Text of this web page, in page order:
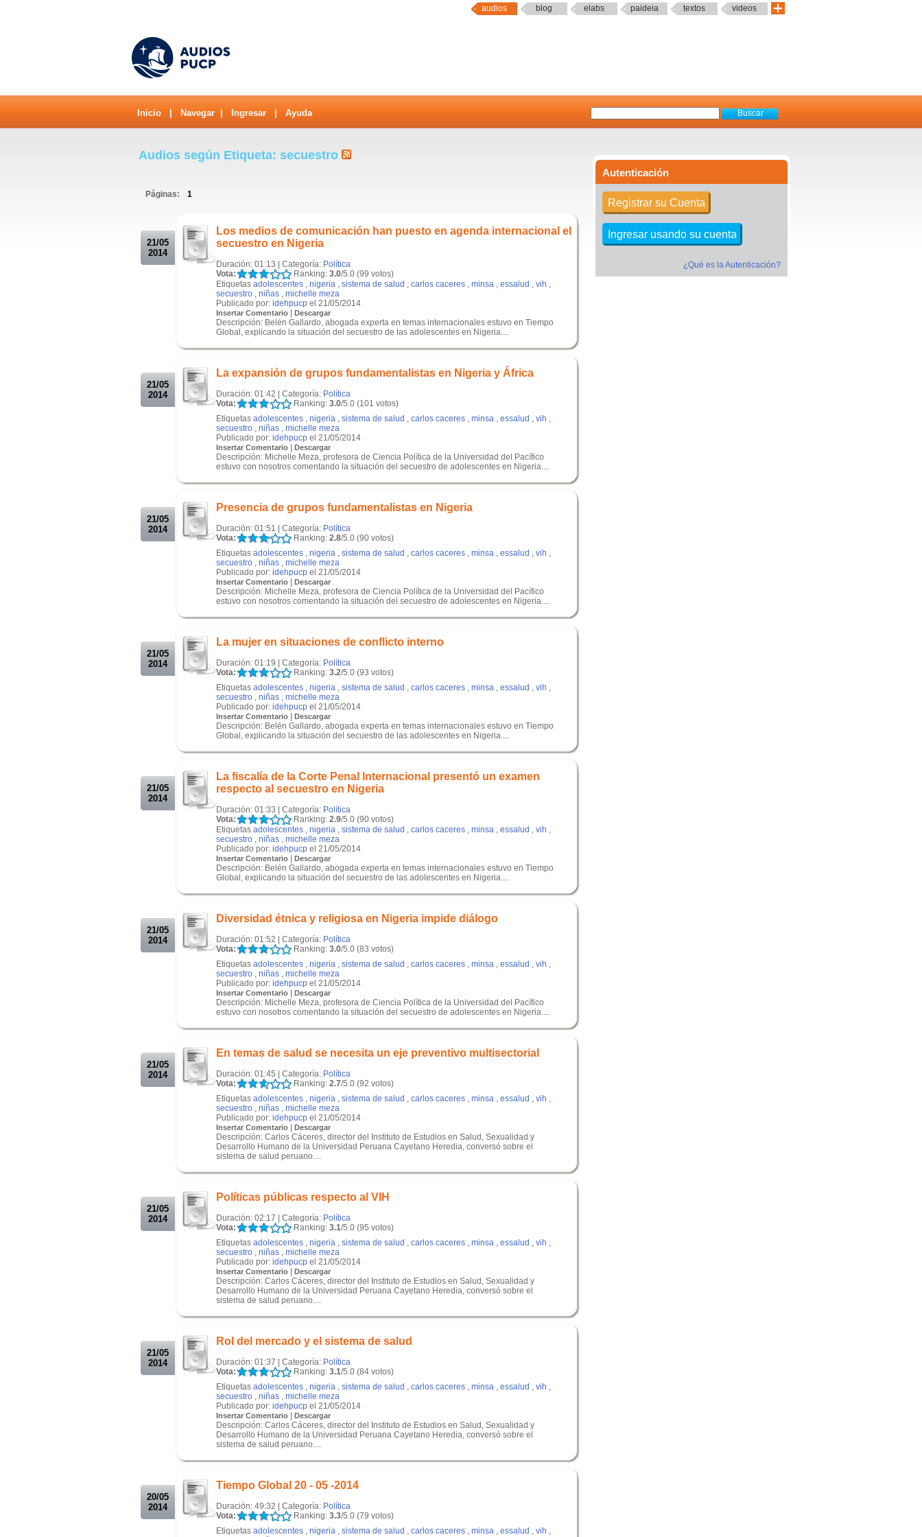
audios blog elabs paideia textos videos
Inicio Navegar Ingresar Ayuda
Autenticación
Registrar su Cuenta
Ingresar usando su cuenta
¿Qué es la Autenticación?
Audios según Etiqueta: secuestro
Páginas: 1
21/05
2014
Los medios de comunicación han puesto en agenda internacional el
secuestro en Nigeria
Duración: 01:13 | Categoría: Política
Vota:
Ranking: 3.0/5.0 (99 votos)
Etiquetas adolescentes , nigeria , sistema de salud , carlos caceres , minsa , essalud , vih ,
secuestro , niñas , michelle meza
Publicado por: idehpucp el 21/05/2014
Insertar Comentario | Descargar
Descripción: Belén Gallardo, abogada experta en temas internacionales estuvo en Tiempo
Global, explicando la situación del secuestro de las adolescentes en Nigeria....
21/05
2014
La expansión de grupos fundamentalistas en Nigeria y África
Duración: 01:42 | Categoría: Política
Vota:
Ranking: 3.0/5.0 (101 votos)
Etiquetas adolescentes , nigeria , sistema de salud , carlos caceres , minsa , essalud , vih ,
secuestro , niñas , michelle meza
Publicado por: idehpucp el 21/05/2014
Insertar Comentario | Descargar
Descripción: Michelle Meza, profesora de Ciencia Política de la Universidad del Pacífico
estuvo con nosotros comentando la situación del secuestro de adolescentes en Nigeria....
21/05
2014
Presencia de grupos fundamentalistas en Nigeria
Duración: 01:51 | Categoría: Política
Vota:
Ranking: 2.8/5.0 (90 votos)
Etiquetas adolescentes , nigeria , sistema de salud , carlos caceres , minsa , essalud , vih ,
secuestro , niñas , michelle meza
Publicado por: idehpucp el 21/05/2014
Insertar Comentario | Descargar
Descripción: Michelle Meza, profesora de Ciencia Política de la Universidad del Pacífico
estuvo con nosotros comentando la situación del secuestro de adolescentes en Nigeria....
21/05
2014
La mujer en situaciones de conflicto interno
Duración: 01:19 | Categoría: Política
Vota:
Ranking: 3.2/5.0 (93 votos)
Etiquetas adolescentes , nigeria , sistema de salud , carlos caceres , minsa , essalud , vih ,
secuestro , niñas , michelle meza
Publicado por: idehpucp el 21/05/2014
Insertar Comentario | Descargar
Descripción: Belén Gallardo, abogada experta en temas internacionales estuvo en Tiempo
Global, explicando la situación del secuestro de las adolescentes en Nigeria....
21/05
2014
La fiscalía de la Corte Penal Internacional presentó un examen
respecto al secuestro en Nigeria
Duración: 01:33 | Categoría: Política
Vota:
Ranking: 2.9/5.0 (90 votos)
Etiquetas adolescentes , nigeria , sistema de salud , carlos caceres , minsa , essalud , vih ,
secuestro , niñas , michelle meza
Publicado por: idehpucp el 21/05/2014
Insertar Comentario | Descargar
Descripción: Belén Gallardo, abogada experta en temas internacionales estuvo en Tiempo
Global, explicando la situación del secuestro de las adolescentes en Nigeria....
21/05
2014
Diversidad étnica y religiosa en Nigeria impide diálogo
Duración: 01:52 | Categoría: Política
Vota:
Ranking: 3.0/5.0 (83 votos)
Etiquetas adolescentes , nigeria , sistema de salud , carlos caceres , minsa , essalud , vih ,
secuestro , niñas , michelle meza
Publicado por: idehpucp el 21/05/2014
Insertar Comentario | Descargar
Descripción: Michelle Meza, profesora de Ciencia Política de la Universidad del Pacífico
estuvo con nosotros comentando la situación del secuestro de adolescentes en Nigeria....
21/05
2014
En temas de salud se necesita un eje preventivo multisectorial
Duración: 01:45 | Categoría: Política
Vota:
Ranking: 2.7/5.0 (92 votos)
Etiquetas adolescentes , nigeria , sistema de salud , carlos caceres , minsa , essalud , vih ,
secuestro , niñas , michelle meza
Publicado por: idehpucp el 21/05/2014
Insertar Comentario | Descargar
Descripción: Carlos Cáceres, director del Instituto de Estudios en Salud, Sexualidad y
Desarrollo Humano de la Universidad Peruana Cayetano Heredia, conversó sobre el
sistema de salud peruano....
21/05
2014
Políticas públicas respecto al VIH
Duración: 02:17 | Categoría: Política
Vota:
Ranking: 3.1/5.0 (95 votos)
Etiquetas adolescentes , nigeria , sistema de salud , carlos caceres , minsa , essalud , vih ,
secuestro , niñas , michelle meza
Publicado por: idehpucp el 21/05/2014
Insertar Comentario | Descargar
Descripción: Carlos Cáceres, director del Instituto de Estudios en Salud, Sexualidad y
Desarrollo Humano de la Universidad Peruana Cayetano Heredia, conversó sobre el
sistema de salud peruano....
21/05
2014
Rol del mercado y el sistema de salud
Duración: 01:37 | Categoría: Política
Vota:
Ranking: 3.1/5.0 (84 votos)
Etiquetas adolescentes , nigeria , sistema de salud , carlos caceres , minsa , essalud , vih ,
secuestro , niñas , michelle meza
Publicado por: idehpucp el 21/05/2014
Insertar Comentario | Descargar
Descripción: Carlos Cáceres, director del Instituto de Estudios en Salud, Sexualidad y
Desarrollo Humano de la Universidad Peruana Cayetano Heredia, conversó sobre el
sistema de salud peruano....
20/05
2014
Tiempo Global 20 - 05 -2014
Duración: 49:32 | Categoría: Política
Vota:
Ranking: 3.3/5.0 (79 votos)
Etiquetas adolescentes , nigeria , sistema de salud , carlos caceres , minsa , essalud , vih ,